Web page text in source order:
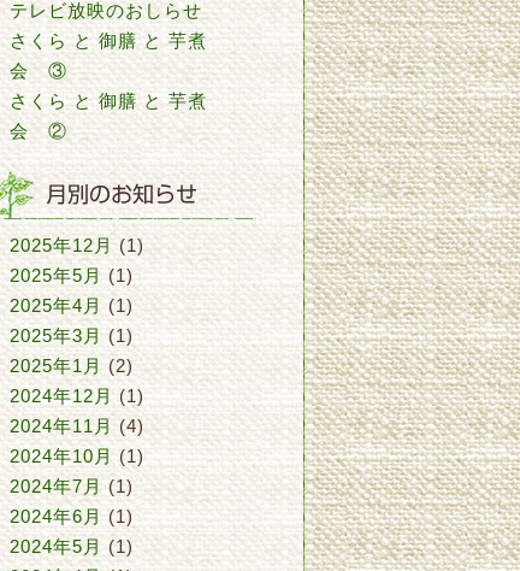
テレビ放映のおしらせ
さくら と 御膳 と 芋煮
会 ③
さくら と 御膳 と 芋煮
会 ②
2025年12月(1)
2025年5月 (1)
2025年4月 (1)
2025年3月 (1)
2025年1月 (2)
2024年12月(1)
2024年11月(4)
2024年10月(1)
2024年7月 (1)
2024年6月 (1)
2024年5月 (1)